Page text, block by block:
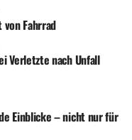
Fahrrad
Verletzte nach Unfall
Einblicke – nicht nur für